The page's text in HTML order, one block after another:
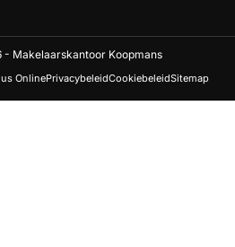
Makelaarskantoor Koopmans
OnlinePrivacybeleidCookiebeleidSitemap